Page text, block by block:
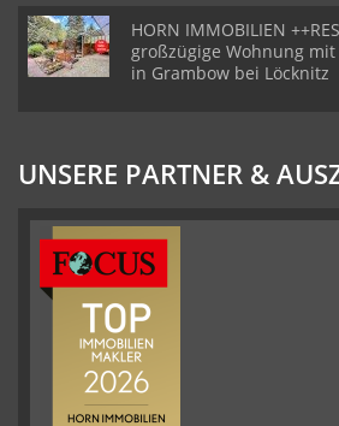
HORN IMMOBILIEN
großzügige Wohnung
in Grambow bei Löcknitz
UNSERE PARTNER &